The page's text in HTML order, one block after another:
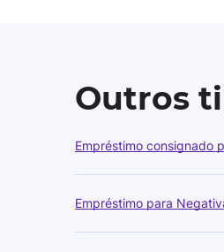
Outros
Empréstimo consignado
Empréstimo para